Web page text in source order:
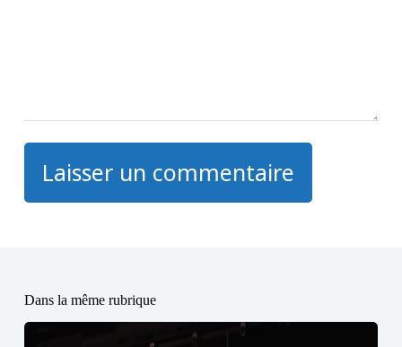
Laisser un commentaire
Dans la même rubrique